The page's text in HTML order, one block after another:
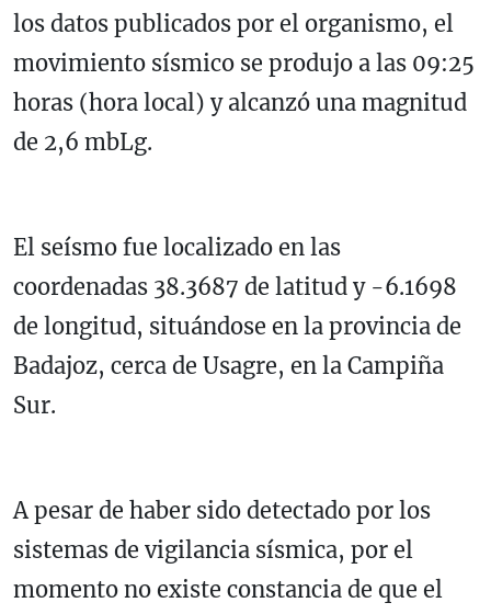
los datos publicados por el organismo, el
movimiento sísmico se produjo a las 09:25
horas (hora local) y alcanzó una magnitud
de 2,6 mbLg.
El seísmo fue localizado en las
coordenadas 38.3687 de latitud y -6.1698
de longitud, situándose en la provincia de
Badajoz, cerca de Usagre, en la Campiña
Sur.
A pesar de haber sido detectado por los
sistemas de vigilancia sísmica, por el
momento no existe constancia de que el